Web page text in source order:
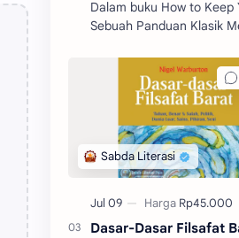
Dalam buku How to Keep
Sebuah Panduan Klasik
berbagai prinsip dan
mengelola emosi, khus
Dasar-Dasar Filsafat